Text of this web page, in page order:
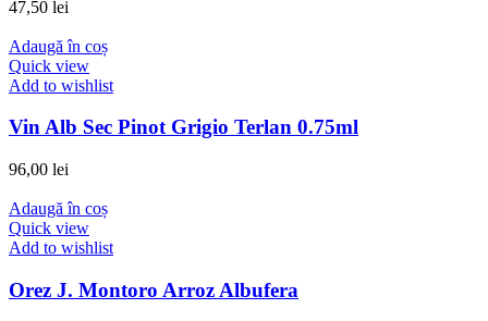
47,50 lei
Adaugă în coș
Quick view
Add to wishlist
Vin Alb Sec Pinot Grigio Terlan 0.75ml
96,00 lei
Adaugă în coș
Quick view
Add to wishlist
Orez J. Montoro Arroz Albufera